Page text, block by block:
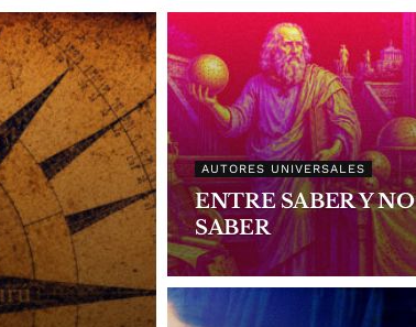
AUTORES UNIVERSALES
ENTRE SABER Y NO
SABER